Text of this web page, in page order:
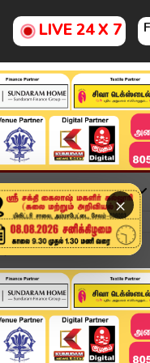
LIVE 24 X 7
×
அரசியல் விளையாட்டு